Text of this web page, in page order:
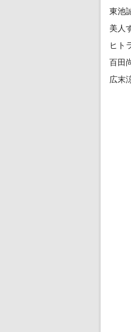
東池
美人
ヒト
百田
広末